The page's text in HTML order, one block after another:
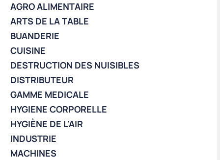
AGRO ALIMENTAIRE
ARTS DE LA TABLE
BUANDERIE
CUISINE
DESTRUCTION DES NUISIBLES
DISTRIBUTEUR
GAMME MEDICALE
HYGIENE CORPORELLE
HYGIÈNE DE L'AIR
INDUSTRIE
MACHINES